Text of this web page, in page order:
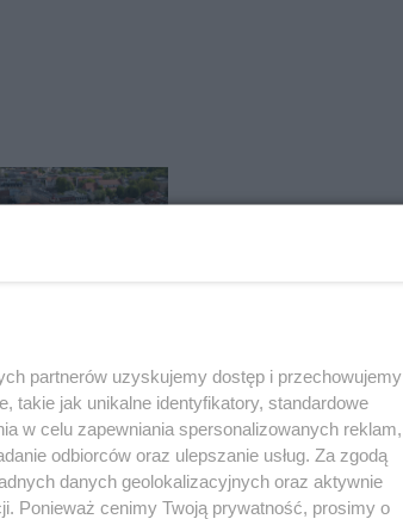
w "gorącej"
Według
nasze
jednym z
narażonych
partnerów uzyskujemy dostęp i przechowujemy
takie jak unikalne identyfikatory, standardowe
w celu zapewniania spersonalizowanych reklam,
odbiorców oraz ulepszanie usług. Za zgodą
danych geolokalizacyjnych oraz aktywnie
Ponieważ cenimy Twoją prywatność, prosimy o